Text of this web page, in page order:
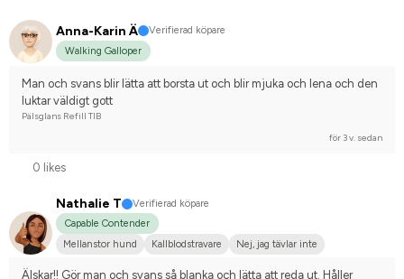
Anna-Karin Ä
Verifierad köpare
Walking Galloper
Man och svans blir lätta att borsta ut och blir mjuka och lena och den
luktar väldigt gott
Pälsglans Refill TIB
för 3 v. sedan
0 likes
Nathalie T
Verifierad köpare
Capable Contender
Mellanstor hund
Kallblodstravare Nej, jag tävlar inte
Älskar!! Gör man och svans så blanka och lätta att reda ut. Håller